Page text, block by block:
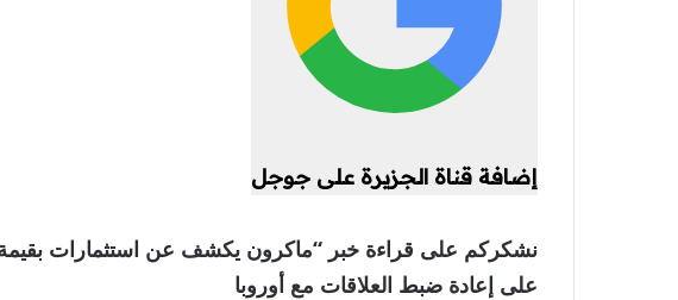
إضافة قناة الجزيرة على جوجل
على إعادة ضبط العلاقات مع أوروبا